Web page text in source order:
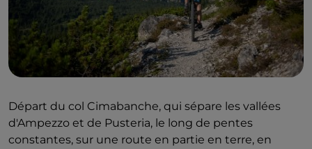
Départ du col Cimabanche, qui sépare les vallées
d'Ampezzo et de Pusteria, le long de pentes
constantes, sur une route en partie en terre, en